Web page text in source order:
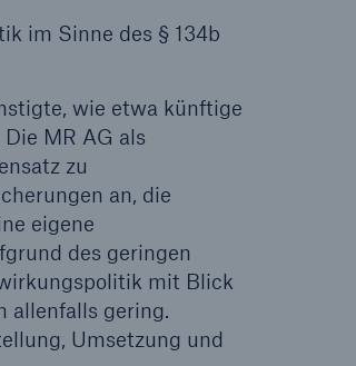
im Sinne des § 134b
wie etwa künftige
MR AG als
zu
an, die
eigene
des geringen
mit Blick
allenfalls gering.
Umsetzung und